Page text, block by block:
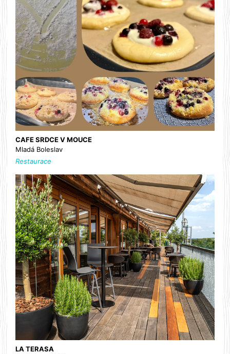
CAFE SRDCE V MOUCE
Mladá Boleslav
Restaurace
LA TERASA